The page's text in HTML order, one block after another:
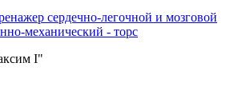
сердечно-легочной и мозговой
механический - торс
I"